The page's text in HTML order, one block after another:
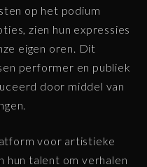
op het podium
zien hun expressies
eigen oren. Dit
performer en publiek
door middel van
voor artistieke
hun talent om verhalen